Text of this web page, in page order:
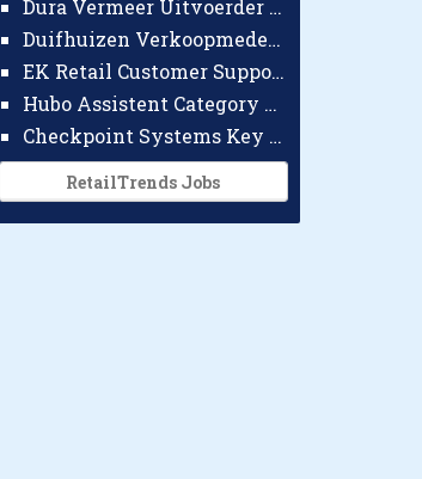
Dura Vermeer Uitvoerder Civiel Nijmegen
Duifhuizen Verkoopmedewerker Ridderkerk
EK Retail Customer Support Omnichannel
Hubo Assistent Category Manager
Checkpoint Systems Key Accountmanager Benelux
RetailTrends Jobs